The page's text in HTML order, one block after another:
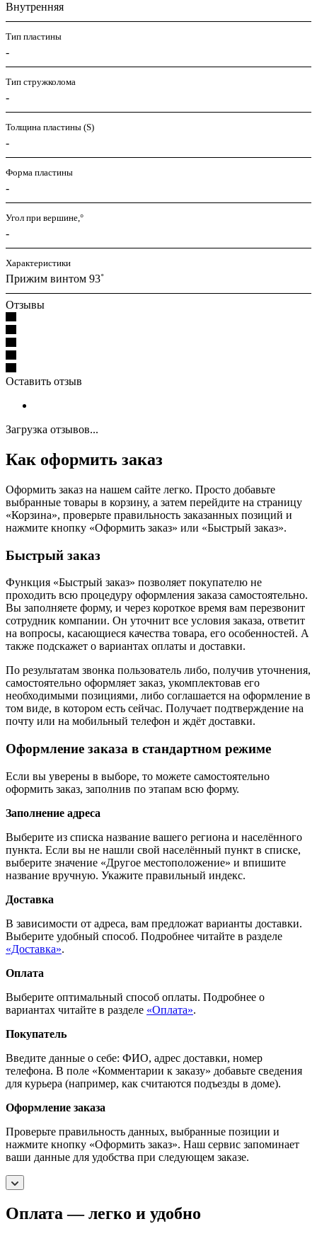
Внутренняя
Тип пластины
-
Тип стружколома
-
Толщина пластины (S)
-
Форма пластины
-
Угол при вершине,°
-
Характеристики
Прижим винтом 93˚
Отзывы
Оставить отзыв
Загрузка отзывов...
Как оформить заказ
Оформить заказ на нашем сайте легко. Просто добавьте
выбранные товары в корзину, а затем перейдите на страницу
«Корзина», проверьте правильность заказанных позиций и
нажмите кнопку «Оформить заказ» или «Быстрый заказ».
Быстрый заказ
Функция «Быстрый заказ» позволяет покупателю не
проходить всю процедуру оформления заказа самостоятельно.
Вы заполняете форму, и через короткое время вам перезвонит
сотрудник компании. Он уточнит все условия заказа, ответит
на вопросы, касающиеся качества товара, его особенностей. А
также подскажет о вариантах оплаты и доставки.
По результатам звонка пользователь либо, получив уточнения,
самостоятельно оформляет заказ, укомплектовав его
необходимыми позициями, либо соглашается на оформление в
том виде, в котором есть сейчас. Получает подтверждение на
почту или на мобильный телефон и ждёт доставки.
Оформление заказа в стандартном режиме
Если вы уверены в выборе, то можете самостоятельно
оформить заказ, заполнив по этапам всю форму.
Заполнение адреса
Выберите из списка название вашего региона и населённого
пункта. Если вы не нашли свой населённый пункт в списке,
выберите значение «Другое местоположение» и впишите
название вручную. Укажите правильный индекс.
Доставка
В зависимости от адреса, вам предложат варианты доставки.
Выберите удобный способ. Подробнее читайте в разделе
«Доставка».
Оплата
Выберите оптимальный способ оплаты. Подробнее о
вариантах читайте в разделе «Оплата».
Покупатель
Введите данные о себе: ФИО, адрес доставки, номер
телефона. В поле «Комментарии к заказу» добавьте сведения
для курьера (например, как считаются подъезды в доме).
Оформление заказа
Проверьте правильность данных, выбранные позиции и
нажмите кнопку «Оформить заказ». Наш сервис запоминает
ваши данные для удобства при следующем заказе.
Оплата — легко и удобно